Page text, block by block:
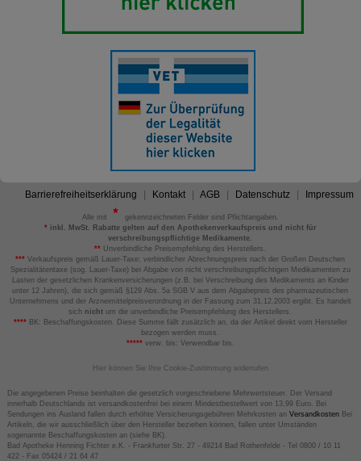
Barrierefreiheitserklärung Kontakt AGB Datenschutz Impressum
Alle mit
gekennzeichneten Felder sind Pflichtangaben.
*inkl. MwSt. Rabatte gelten auf den Apothekenverkaufspreis und nicht für
verschreibungspflichtige Medikamente.
** Unverbindliche Preisempfehlung des Herstellers.
*** Verkaufspreis gemäß Lauer-Taxe; verbindlicher Abrechnungspreis nach der Großen Deutschen
Spezialitätentaxe (sog. Lauer-Taxe) bei Abgabe von nicht verschreibungspflichtigen Medikamenten zu
Lasten der gesetzlichen Krankenversicherungen (z.B. bei Verschreibung des Medikaments an Kinder
unter 12 Jahren), die sich gemäß §129 Abs. 5a SGB V aus dem Abgabepreis des pharmazeutischen
Unternehmens und der Arzneimittelpreisverordnung in der Fassung zum 31.12.2003 ergibt. Es handelt
sich nicht um die unverbindliche Preisempfehlung des Herstellers.
****BK: Beschaffungskosten. Diese Summe fällt zusätzlich an, da der Artikel direkt vom Hersteller
bezogen werden muss.
*****verw. bis: Verwendbar bis.
Hier können Sie Ihre Cookie-Zustimmung widerrufen
Die angegebenen Preise beinhalten die gesetzlich vorgeschriebene Mehrwertsteuer. Der Versand
innerhalb Deutschlands ist versandkostenfrei bei einem Mindestbestellwert von 13,99 Euro. Bei
Sendungen ins Ausland fallen durch erhöhte Versicherungsgebühren Mehrkosten an VersandkostenBei
Artikeln, die wir ausschließlich über den Hersteller beziehen können, fallen unter Umständen
sogenannte Beschaffungskosten an (siehe BK).
Bad Apotheke Henning Fichter e.K. - Frankfurter Str. 27 - 49214 Bad Rothenfelde - Tel 0800 / 10 11
422 - Fax 05424 / 21 64 47